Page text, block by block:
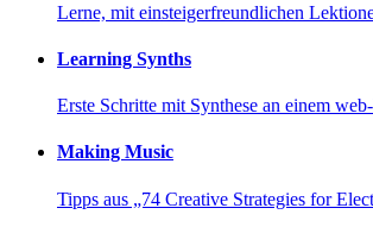
Lerne, mit einsteigerfreundlichen
Learning Synths
Erste Schritte mit Synthese an einem
Making Music
Tipps aus „74 Creative Strategies for